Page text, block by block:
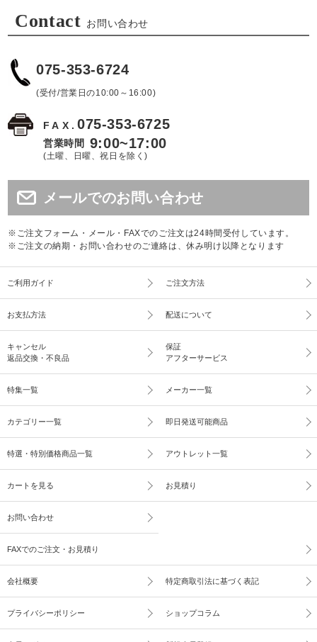
Contact お問い合わせ
075-353-6724
(受付/営業日の10:00～16:00)
FAX.075-353-6725
営業時間 9:00~17:00
(土曜、日曜、祝日を除く)
メールでのお問い合わせ
※ご注文フォーム・メール・FAXでのご注文は24時間受付しています。
※ご注文の納期・お問い合わせのご連絡は、休み明け以降となります
ご利用ガイド ご注文方法
お支払方法 配送について
キャンセル
返品交換・不良品
保証
アフターサービス
特集一覧 メーカー一覧
カテゴリー一覧 即日発送可能商品
特選・特別価格商品一覧 アウトレット一覧
カートを見る お見積り
お問い合わせ
FAXでのご注文・お見積り
会社概要 特定商取引法に基づく表記
プライバシーポリシー ショップコラム